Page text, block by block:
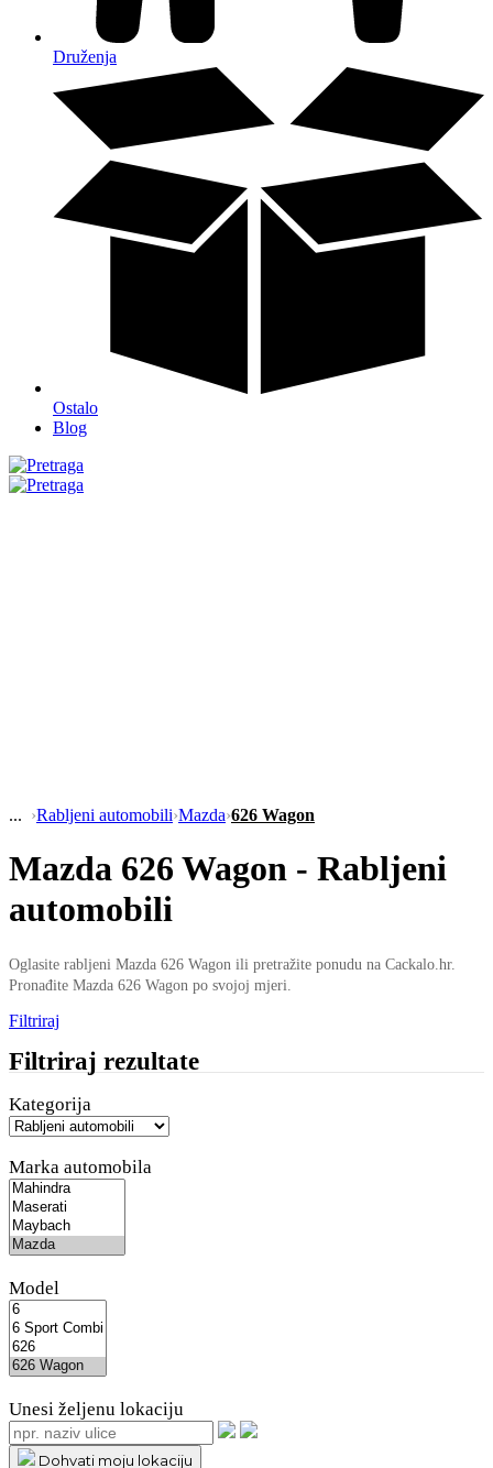
Druženja
Ostalo
Blog
›Rabljeni automobili›Mazda›626 Wagon
Mazda 626 Wagon - Rabljeni
automobili
Oglasite rabljeni Mazda 626 Wagon ili pretražite ponudu na Cackalo.hr.
Pronađite Mazda 626 Wagon po svojoj mjeri.
Filtriraj
Filtriraj rezultate
Kategorija
Marka automobila
Model
Unesi željenu lokaciju
Dohvati moju lokaciju